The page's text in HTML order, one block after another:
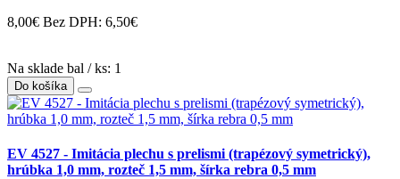
8,00€ Bez DPH: 6,50€
Na sklade bal / ks: 1
Do košíka
EV 4527 - Imitácia plechu s prelismi (trapézový symetrický),
hrúbka 1,0 mm, rozteč 1,5 mm, šírka rebra 0,5 mm